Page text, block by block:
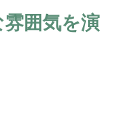
囲気を演